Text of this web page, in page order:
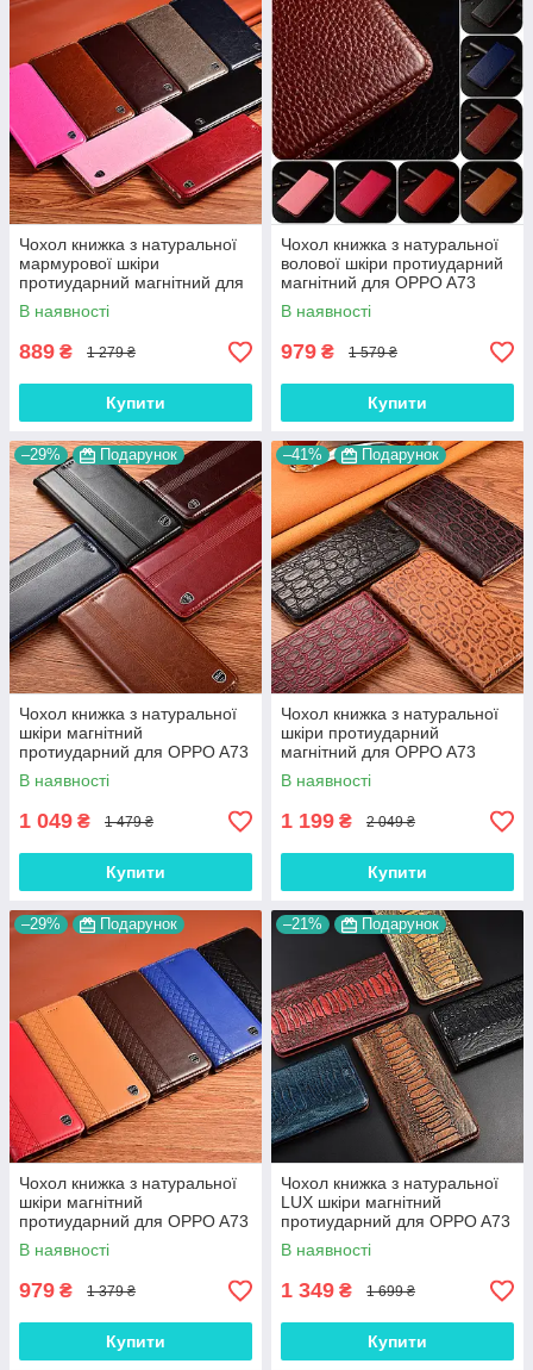
Чохол книжка з натуральної
мармурової шкіри
протиударний магнітний для
OPPO A73 "MARBLE"
В наявності
889 ₴ 1 279 ₴
Купити
Чохол книжка з натуральної
волової шкіри протиударний
магнітний для OPPO A73
"BULL"
В наявності
979 ₴ 1 579 ₴
Купити
–29% Подарунок
Чохол книжка з натуральної
шкіри магнітний
протиударний для OPPO A73
"ITALIAN"
В наявності
1 049 ₴ 1 479 ₴
Купити
–41% Подарунок
Чохол книжка з натуральної
шкіри протиударний
магнітний для OPPO A73
"JACOSA"
В наявності
1 199 ₴ 2 049 ₴
Купити
–29% Подарунок
Чохол книжка з натуральної
шкіри магнітний
протиударний для OPPO A73
"BOTTEGA"
В наявності
979 ₴ 1 379 ₴
Купити
–21% Подарунок
Чохол книжка з натуральної
LUX шкіри магнітний
протиударний для OPPO A73
"ZENUS"
В наявності
1 349 ₴ 1 699 ₴
Купити